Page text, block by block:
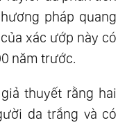
pháp quang
xác ướp này có
năm trước.
thuyết rằng hai
da trắng và có